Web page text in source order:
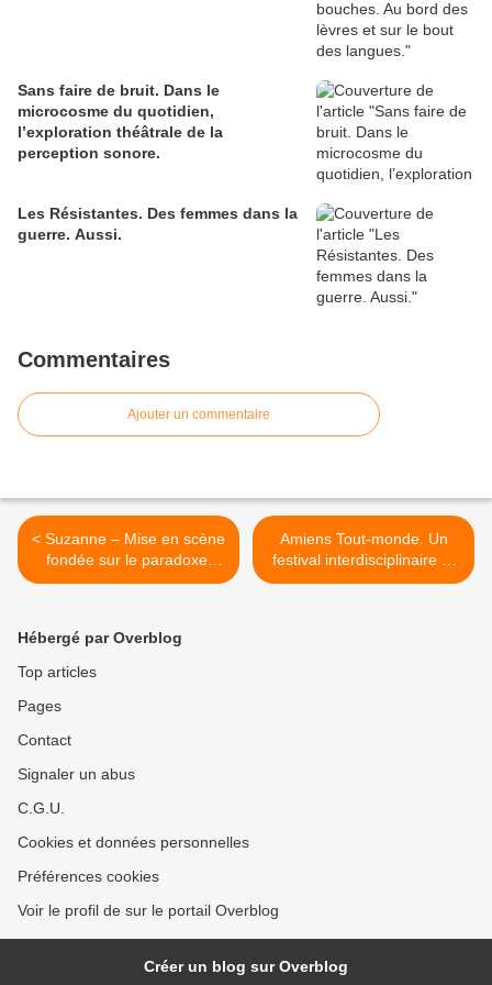
Sans faire de bruit. Dans le
microcosme du quotidien,
l’exploration théâtrale de la
perception sonore.
Les Résistantes. Des femmes dans la
guerre. Aussi.
Commentaires
Ajouter un commentaire
< Suzanne – Mise en scène
fondée sur le paradoxe,
posture qu’affectionne
Amiens Tout-monde. Un
festival interdisciplinaire et
multipartenaires. >
Hébergé par Overblog
Top articles
Pages
Contact
Signaler un abus
C.G.U.
Cookies et données personnelles
Préférences cookies
Voir le profil de sur le portail Overblog
Créer un blog sur Overblog